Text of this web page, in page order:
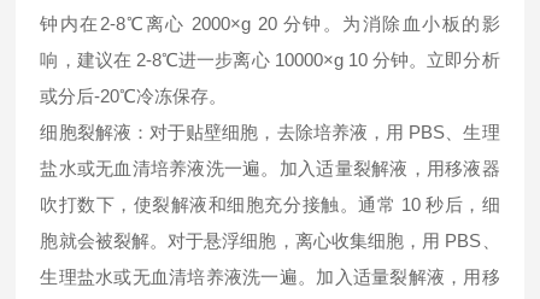
钟内在2-8℃离心 2000×g 20 分钟。为消除血小板的影
响，建议在 2-8℃进一步离心 10000×g 10 分钟。立即分析
或分后-20℃冷冻保存。
细胞裂解液：对于贴壁细胞，去除培养液，用 PBS、生理
盐水或无血清培养液洗一遍。加入适量裂解液，用移液器
吹打数下，使裂解液和细胞充分接触。通常 10 秒后，细
胞就会被裂解。对于悬浮细胞，离心收集细胞，用 PBS、
生理盐水或无血清培养液洗一遍。加入适量裂解液，用移